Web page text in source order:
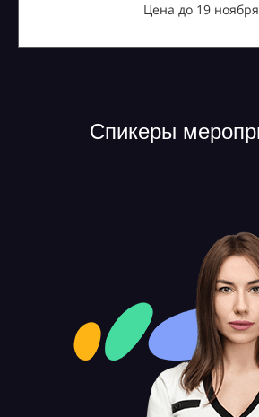
Цена до 19 ноября
Спикеры